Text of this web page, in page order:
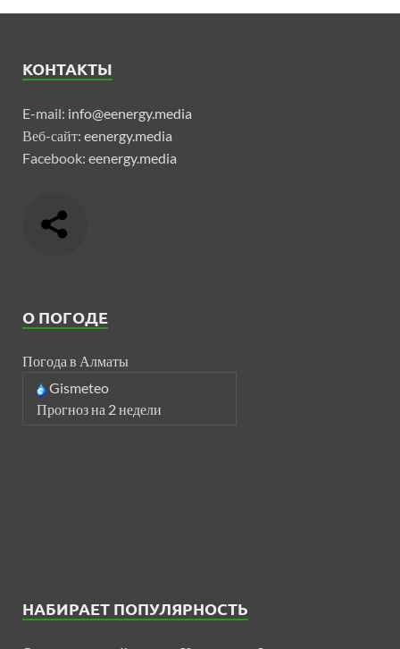
КОНТАКТЫ
E-mail: info@eenergy.media
Веб-сайт: eenergy.media
Facebook: eenergy.media
О ПОГОДЕ
Погода в Алматы
Gismeteo
Прогноз на 2 недели
НАБИРАЕТ ПОПУЛЯРНОСТЬ